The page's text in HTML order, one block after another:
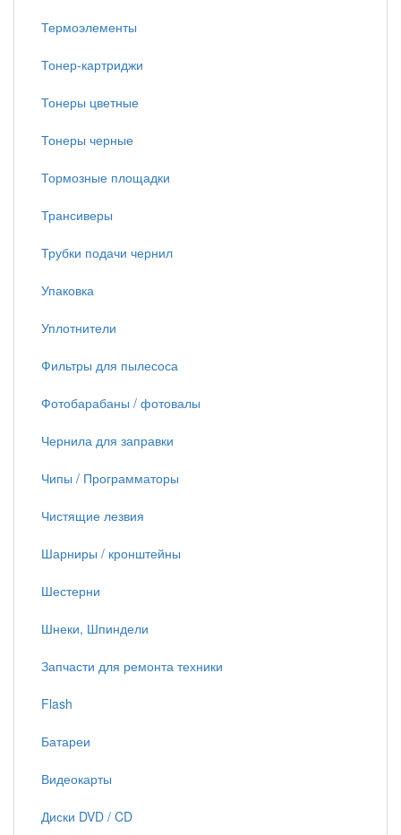
Термоэлементы
Тонер-картриджи
Тонеры цветные
Тонеры черные
Тормозные площадки
Трансиверы
Трубки подачи чернил
Упаковка
Уплотнители
Фильтры для пылесоса
Фотобарабаны / фотовалы
Чернила для заправки
Чипы / Программаторы
Чистящие лезвия
Шарниры / кронштейны
Шестерни
Шнеки, Шпиндели
Запчасти для ремонта техники
Flash
Батареи
Видеокарты
Диски DVD / CD